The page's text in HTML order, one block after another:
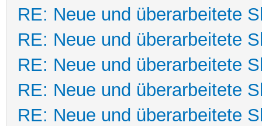
RE: Neue und überarbeitete
RE: Neue und überarbeitete
RE: Neue und überarbeitete
RE: Neue und überarbeitete
RE: Neue und überarbeitete